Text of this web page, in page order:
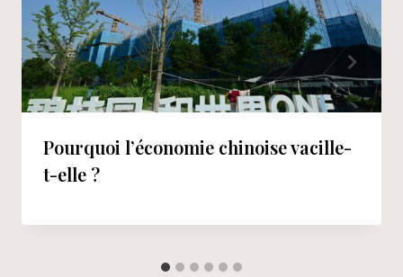
Pourquoi l’économie chinoise vacille-
t-elle ?